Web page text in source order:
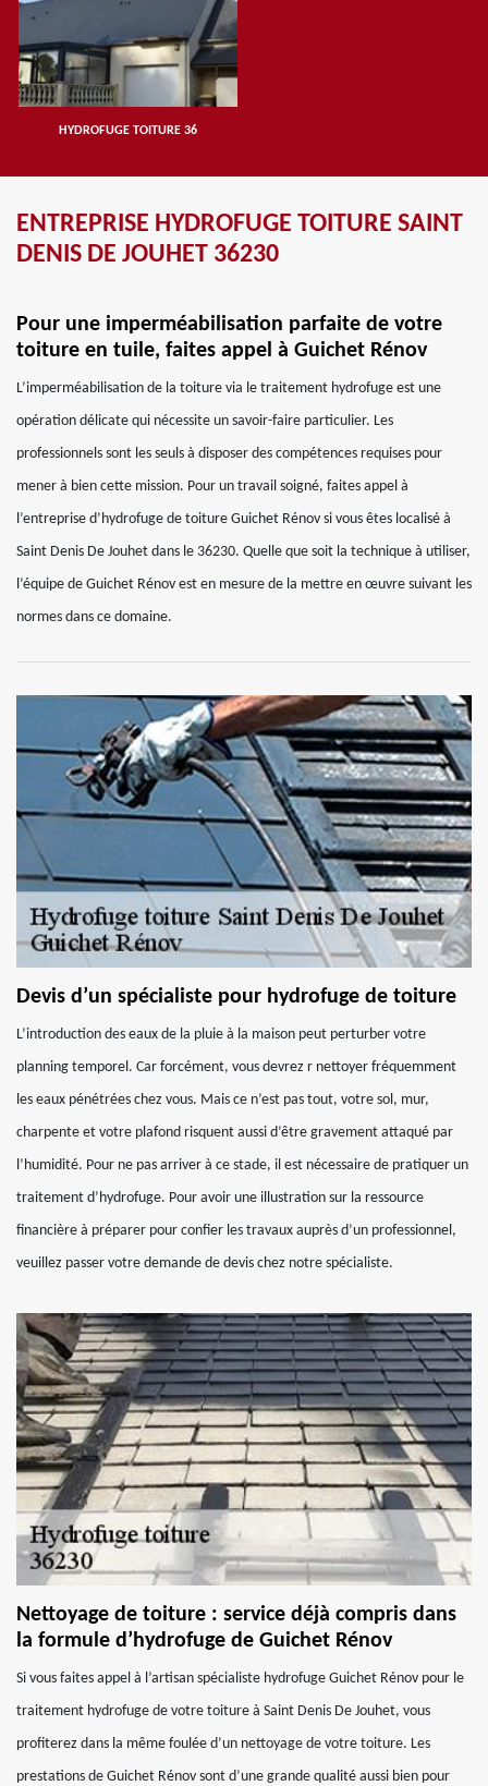
HYDROFUGE TOITURE 36
ENTREPRISE HYDROFUGE TOITURE SAINT
DENIS DE JOUHET 36230
Pour une imperméabilisation parfaite de votre
toiture en tuile, faites appel à Guichet Rénov
L’imperméabilisation de la toiture via le traitement hydrofuge est une
opération délicate qui nécessite un savoir-faire particulier. Les
professionnels sont les seuls à disposer des compétences requises pour
mener à bien cette mission. Pour un travail soigné, faites appel à
l’entreprise d’hydrofuge de toiture Guichet Rénov si vous êtes localisé à
Saint Denis De Jouhet dans le 36230. Quelle que soit la technique à utiliser,
l’équipe de Guichet Rénov est en mesure de la mettre en œuvre suivant les
normes dans ce domaine.
Devis d’un spécialiste pour hydrofuge de toiture
L’introduction des eaux de la pluie à la maison peut perturber votre
planning temporel. Car forcément, vous devrez r nettoyer fréquemment
les eaux pénétrées chez vous. Mais ce n’est pas tout, votre sol, mur,
charpente et votre plafond risquent aussi d’être gravement attaqué par
l’humidité. Pour ne pas arriver à ce stade, il est nécessaire de pratiquer un
traitement d’hydrofuge. Pour avoir une illustration sur la ressource
financière à préparer pour confier les travaux auprès d’un professionnel,
veuillez passer votre demande de devis chez notre spécialiste.
Nettoyage de toiture : service déjà compris dans
la formule d’hydrofuge de Guichet Rénov
Si vous faites appel à l’artisan spécialiste hydrofuge Guichet Rénov pour le
traitement hydrofuge de votre toiture à Saint Denis De Jouhet, vous
profiterez dans la même foulée d’un nettoyage de votre toiture. Les
prestations de Guichet Rénov sont d’une grande qualité aussi bien pour